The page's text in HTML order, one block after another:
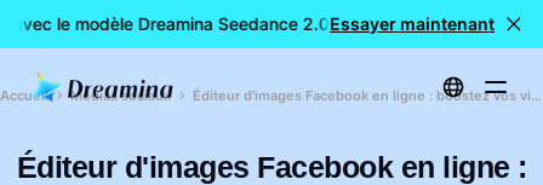
avec le modèle Dreamina Seedance 2.0 Création de vidéos
Essayer maintenant
Accueil Médias sociaux Éditeur d'images Facebook en ligne : boostez vos visuels FB avec IA
Éditeur d'images Facebook en ligne :